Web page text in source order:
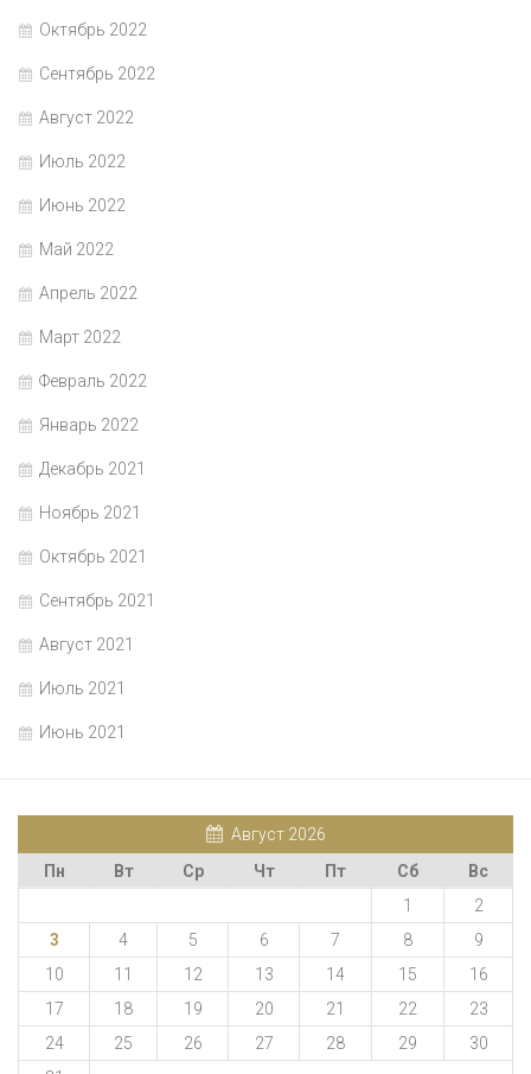
Октябрь 2022
Сентябрь 2022
Август 2022
Июль 2022
Июнь 2022
Май 2022
Апрель 2022
Март 2022
Февраль 2022
Январь 2022
Декабрь 2021
Ноябрь 2021
Октябрь 2021
Сентябрь 2021
Август 2021
Июль 2021
Июнь 2021
Август 2026
Пн
Вт Ср Чт Пт Сб
Вс
1
2
3
4 5 6 7 8
9
10
11 12 13 14 15
16
17
18 19 20 21 22
23
24
25 26 27 28 29
30